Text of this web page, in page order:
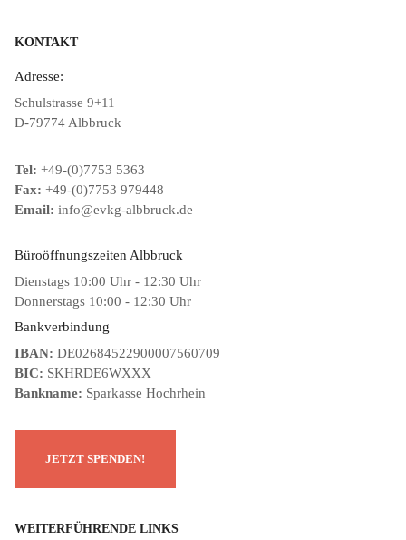
KONTAKT
Adresse:
Schulstrasse 9+11
D-79774 Albbruck
Tel: +49-(0)7753 5363
Fax: +49-(0)7753 979448
Email: info@evkg-albbruck.de
Büroöffnungszeiten Albbruck
Dienstags 10:00 Uhr - 12:30 Uhr
Donnerstags 10:00 - 12:30 Uhr
Bankverbindung
IBAN: DE02684522900007560709
BIC: SKHRDE6WXXX
Bankname: Sparkasse Hochrhein
WEITERFÜHRENDE LINKS